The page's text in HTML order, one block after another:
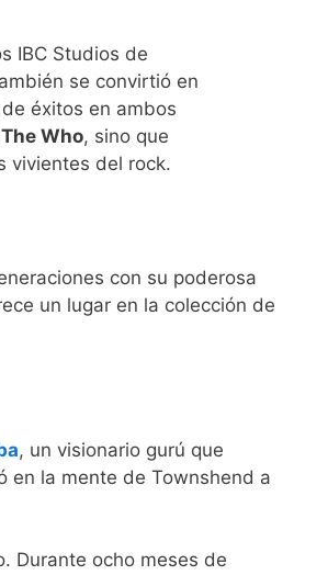
IBC Studios de
se convirtió en
éxitos en ambos
Who, sino que
vivientes del rock.
con su poderosa
un lugar en la colección de
, un visionario gurú que
en la mente de Townshend a
Durante ocho meses de